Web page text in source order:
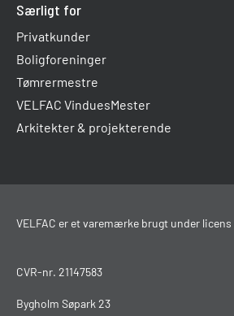
Særligt for
Privatkunder
Boligforeninger
Tømrermestre
VELFAC VinduesMester
Arkitekter & projekterende
VELFAC er et varemærke brugt under licens
CVR-nr. 21147583
Bygholm Søpark 23